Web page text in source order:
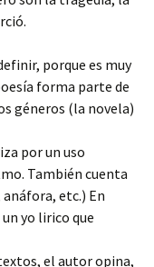
porque es muy
forma parte de
géneros (la novela)
por un uso
También cuenta
etc.) En
yo lirico que
el autor opina,